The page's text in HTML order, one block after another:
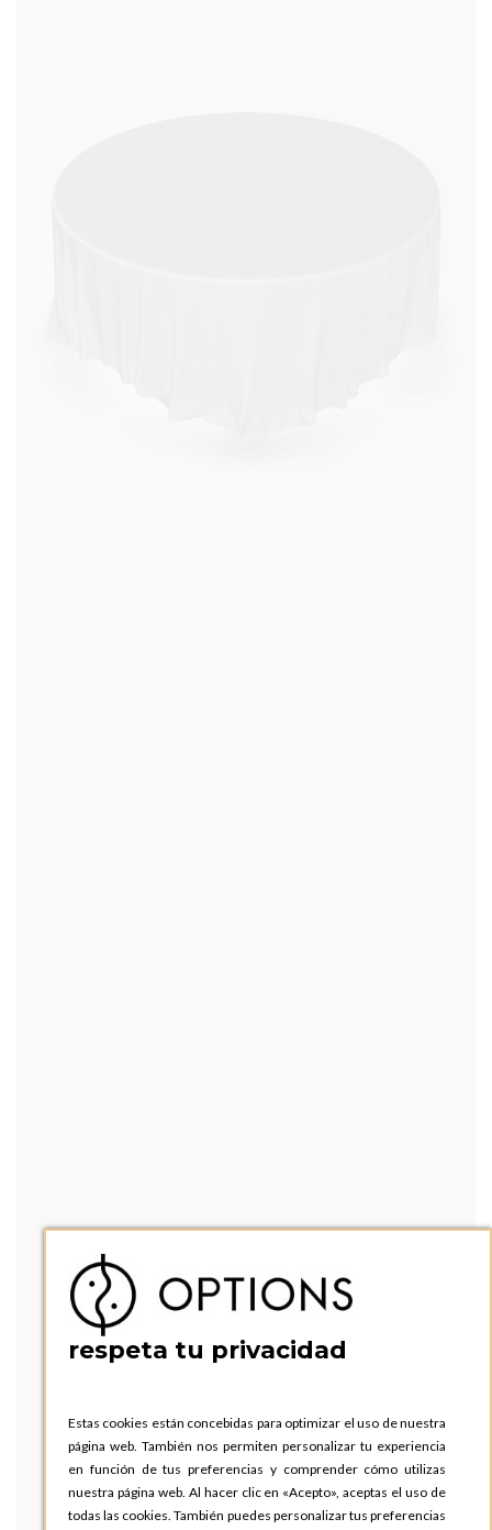
respeta tu privacidad
Estas cookies están concebidas para optimizar el uso de nuestra
página web. También nos permiten personalizar tu experiencia
en función de tus preferencias y comprender cómo utilizas
nuestra página web. Al hacer clic en «Acepto», aceptas el uso de
todas las cookies. También puedes personalizar tus preferencias